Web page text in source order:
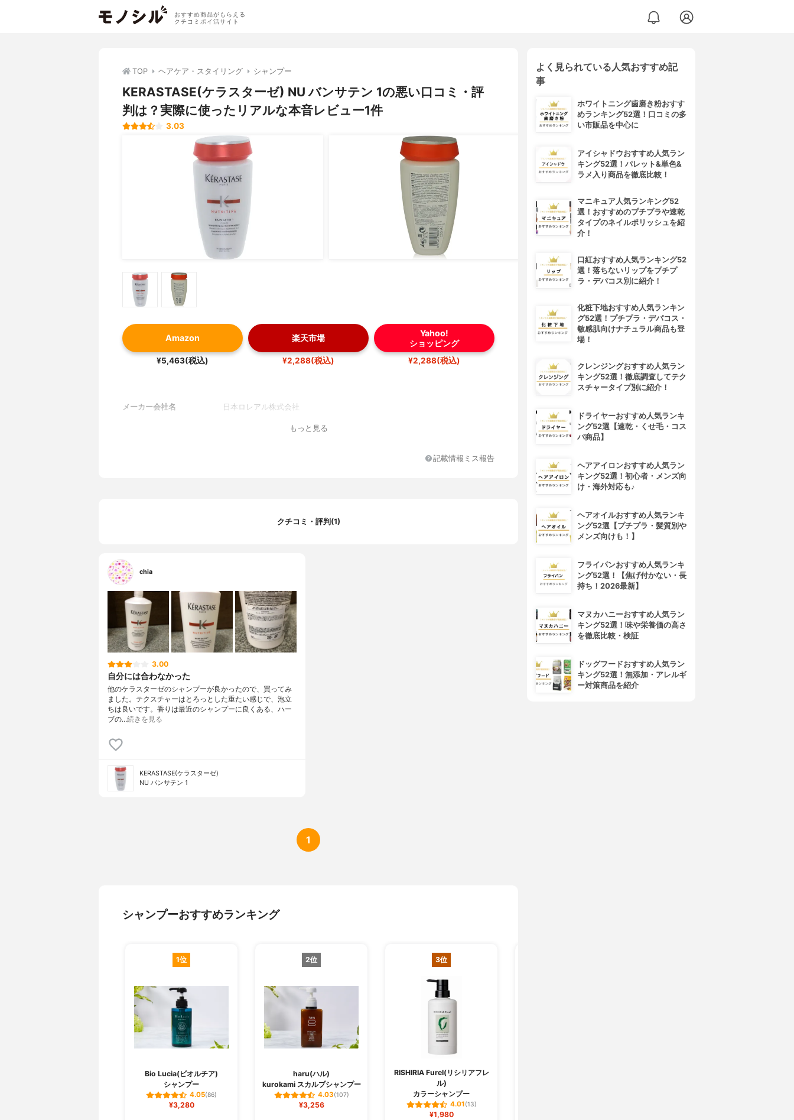
おすすめ商品がもらえる
クチコミポイ活サイト
TOP ヘアケア・スタイリング シャンプー
KERASTASE(ケラスターゼ) NU バンサテン 1の悪い口コミ・評
判は？実際に使ったリアルな本音レビュー1件
3.03
Amazon
¥5,463(税込)
楽天市場
¥2,288(税込)
Yahoo!
ショッピング
¥2,288(税込)
メーカー会社名 日本ロレアル株式会社
もっと見る
記載情報ミス報告
クチコミ・評判(1)
chia
3.00
自分には合わなかった
他のケラスターゼのシャンプーが良かったので、買ってみ
ました。テクスチャーはとろっとした重たい感じで、泡立
ちは良いです。香りは最近のシャンプーに良くある、ハー
ブの…続きを見る
KERASTASE(ケラスターゼ)
NU バンサテン 1
1
シャンプーおすすめランキング
1位
Bio Lucia(ビオルチア)
シャンプー
4.05(86)
¥3,280
2位
haru(ハル)
kurokami スカルプシャンプー
4.03(107)
¥3,256
3位
RISHIRIA Furel(リシリアフレ
ル)
カラーシャンプー
4.01(13)
¥1,980
よく見られている人気おすすめ記
事
ホワイトニング歯磨き粉おすす
めランキング52選！口コミの多
い市販品を中心に
アイシャドウおすすめ人気ラン
キング52選！パレット&単色&
ラメ入り商品を徹底比較！
マニキュア人気ランキング52
選！おすすめのプチプラや速乾
タイプのネイルポリッシュを紹
介！
口紅おすすめ人気ランキング52
選！落ちないリップをプチプ
ラ・デパコス別に紹介！
化粧下地おすすめ人気ランキン
グ52選！プチプラ・デパコス・
敏感肌向けナチュラル商品も登
場！
クレンジングおすすめ人気ラン
キング52選！徹底調査してテク
スチャータイプ別に紹介！
ドライヤーおすすめ人気ランキ
ング52選【速乾・くせ毛・コス
パ商品】
ヘアアイロンおすすめ人気ラン
キング52選！初心者・メンズ向
け・海外対応も♪
ヘアオイルおすすめ人気ランキ
ング52選【プチプラ・髪質別や
メンズ向けも！】
フライパンおすすめ人気ランキ
ング52選！【焦げ付かない・長
持ち！2026最新】
マヌカハニーおすすめ人気ラン
キング52選！味や栄養価の高さ
を徹底比較・検証
ドッグフードおすすめ人気ラン
キング52選！無添加・アレルギ
ー対策商品を紹介